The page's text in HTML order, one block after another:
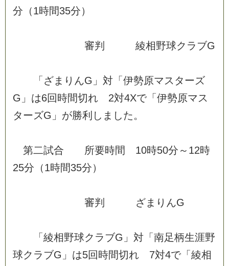
分 （1時間35分）
審判 綾相野球ク ラブG
「 ざま り んG 」 対 「 伊勢原マ ス ターズ
G 」 は6回時間切れ 2対4Xで「 伊勢原マ ス
ターズG 」 が勝利 し ま した。
第二試合 所要時間 10時50分 ～ 12時
25分 （1時間35分）
審判 ざま り んG
「 綾相野球ク ラブG 」 対 「 南足柄生涯野
球ク ラブG 」 は5回時間切れ 7対4で「 綾相